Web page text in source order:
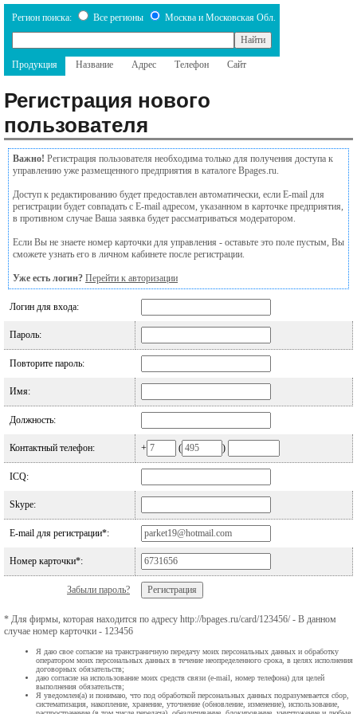
Регион поиска: Все регионы Москва и Московская Обл.
Продукция Название Адрес Телефон Сайт
Регистрация нового
пользователя
Важно! Регистрация пользователя необходима только для получения доступа к
управлению уже размещенного предприятия в каталоге Bpages.ru.
Доступ к редактированию будет предоставлен автоматически, если E-mail для
регистрации будет совпадать с E-mail адресом, указанном в карточке предприятия,
в противном случае Ваша заявка будет рассматриваться модератором.
Если Вы не знаете номер карточки для управления - оставьте это поле пустым, Вы
сможете узнать его в личном кабинете после регистрации.
Уже есть логин? Перейти к авторизации
Логин для входа:
Пароль:
Повторите пароль:
Имя:
Должность:
Контактный телефон: + ( )
ICQ:
Skype:
E-mail для регистрации*:
Номер карточки*:
Забыли пароль?
* Для фирмы, которая находится по адресу http://bpages.ru/card/123456/ - В данном
случае номер карточки - 123456
Я даю свое согласие на трансграничную передачу моих персональных данных и обработку
оператором моих персональных данных в течение неопределенного срока, в целях исполнения
договорных обязательств;
даю согласие на использование моих средств связи (e-mail, номер телефона) для целей
выполнения обязательств;
Я уведомлен(а) и понимаю, что под обработкой персональных данных подразумевается сбор,
систематизация, накопление, хранение, уточнение (обновление, изменение), использование,